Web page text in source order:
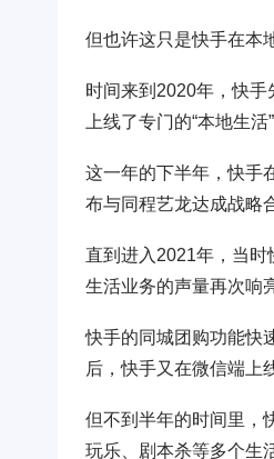
但也许这只是快手在本
时间来到2020年，快
上线了专门的“本地生
这一年的下半年，快手
布与同程艺龙达成战略
直到进入2021年，当
生活业务的声量再次响
快手的同城团购功能快
后，快手又在微信端上
但不到半年的时间里，
玩乐、剧本杀等多个生